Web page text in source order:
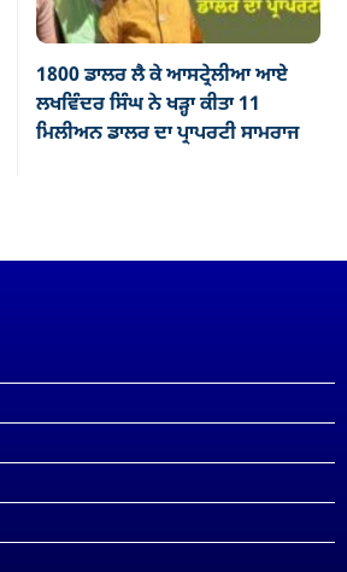
1800 ਡਾਲਰ ਲੈ ਕੇ ਆਸਟ੍ਰੇਲੀਆ ਆਏ
ਲਖਵਿੰਦਰ ਸਿੰਘ ਨੇ ਖੜ੍ਹਾ ਕੀਤਾ 11
ਮਿਲੀਅਨ ਡਾਲਰ ਦਾ ਪ੍ਰਾਪਰਟੀ ਸਾਮਰਾਜ